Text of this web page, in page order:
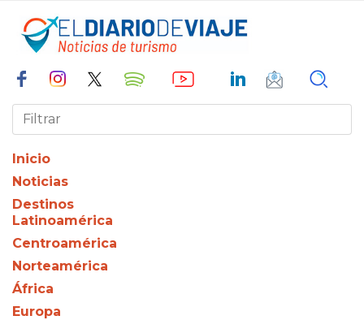
Inicio
Noticias
Destinos
Latinoamérica
Centroamérica
Norteamérica
África
Europa